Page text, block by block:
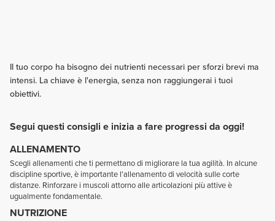
Il tuo corpo ha bisogno dei nutrienti necessari per sforzi brevi ma
intensi. La chiave è l'energia, senza non raggiungerai i tuoi
obiettivi.
Segui questi consigli e inizia a fare progressi da oggi!
ALLENAMENTO
Scegli allenamenti che ti permettano di migliorare la tua agilità. In alcune
discipline sportive, è importante l'allenamento di velocità sulle corte
distanze. Rinforzare i muscoli attorno alle articolazioni più attive è
ugualmente fondamentale.
NUTRIZIONE